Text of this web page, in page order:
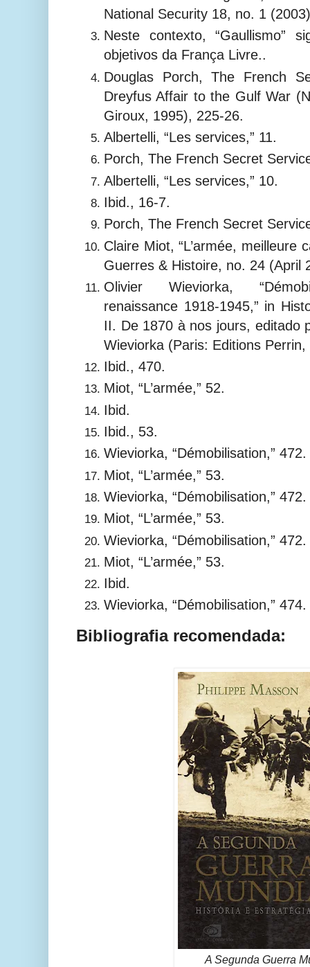
National Security 18, no. 1
Neste contexto, “Gaullismo”
objetivos da França Livre..
Douglas Porch, The French
Dreyfus Affair to the Gulf War
Giroux, 1995), 225-26.
Albertelli, “Les services,” 11.
Porch, The French Secret
Albertelli, “Les services,” 10.
Ibid., 16-7.
Porch, The French Secret
Claire Miot, “L’armée, meilleure
Guerres & Histoire, no. 24 (April
Olivier Wieviorka,
renaissance 1918-1945,” in
II. De 1870 à nos jours, editado
Wieviorka (Paris: Editions
Ibid., 470.
Miot, “L’armée,” 52.
Ibid.
Ibid., 53.
Wieviorka, “Démobilisation,” 472.
Miot, “L’armée,” 53.
Wieviorka, “Démobilisation,” 472.
Miot, “L’armée,” 53.
Wieviorka, “Démobilisation,” 472.
Miot, “L’armée,” 53.
Ibid.
Wieviorka, “Démobilisation,” 474.
Bibliografia recomendada:
A Segunda Guerra